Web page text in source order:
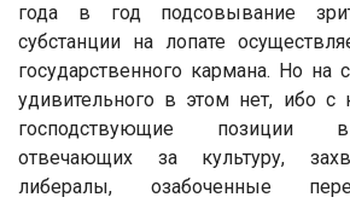
года в год подсовывание
субстанции на лопате
государственного кармана. Но на
удивительного в этом нет, ибо с
господствующие позиции в
отвечающих за культуру,
либералы, озабоченные